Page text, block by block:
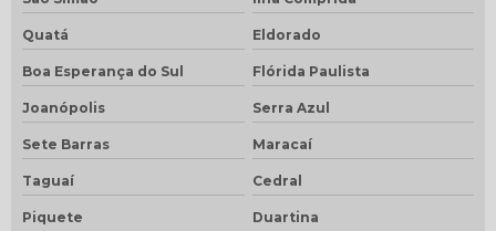
Quatá Eldorado
Boa Esperança do Sul Flórida Paulista
Joanópolis Serra Azul
Sete Barras Maracaí
Taguaí Cedral
Piquete Duartina